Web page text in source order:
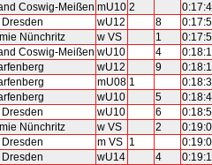
Coswig-Meißen mU10 2
wU12 8
Nünchritz w VS 1
Coswig-Meißen wU10 4
wU12 9
mU08 1
wU10 5
wU10 6
Nünchritz w VS 2
m VS 1
wU14 4